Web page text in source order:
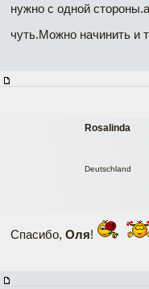
нужно с одной
чуть.Можно начинить и
Rosalinda
Deutschland
Спасибо, Оля!